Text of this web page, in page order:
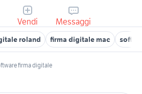
Vendi Messaggi
roland firma digitale mac
firma digitale